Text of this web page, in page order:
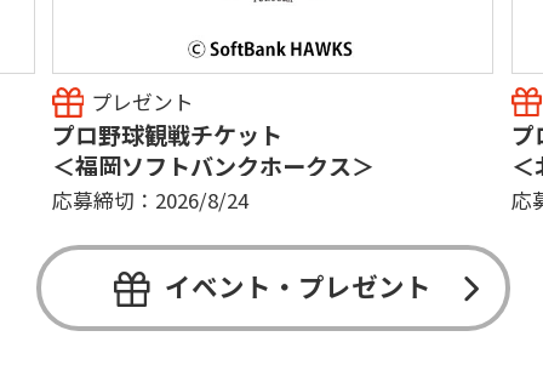
プレゼント
プロ野球観戦チケット
＜福岡ソフトバンクホークス＞
応募締切：2026/8/24
プ
＜
応
イベント・プレゼント